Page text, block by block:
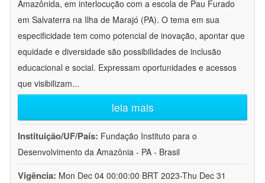
Amazônida, em interlocução com a escola de Pau Furado
em Salvaterra na Ilha de Marajó (PA). O tema em sua
especificidade tem como potencial de inovação, apontar que
equidade e diversidade são possibilidades de inclusão
educacional e social. Expressam oportunidades e acessos
que visibilizam...
leia mais
Instituição/UF/País: Fundação Instituto para o
Desenvolvimento da Amazônia - PA - Brasil
Vigência: Mon Dec 04 00:00:00 BRT 2023-Thu Dec 31